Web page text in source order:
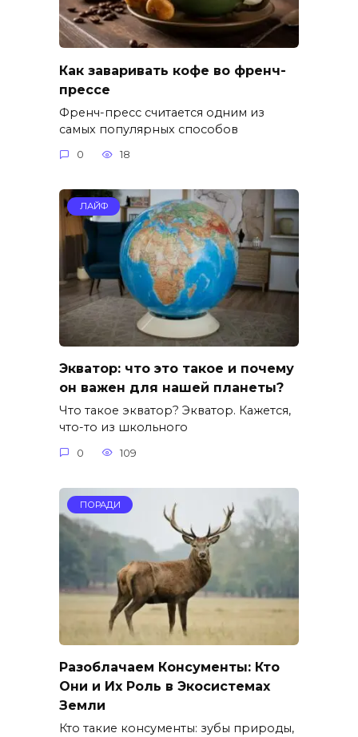
Как заваривать кофе во френч-
прессе
Френч-пресс считается одним из
самых популярных способов
0 18
ЛАЙФ
Экватор: что это такое и почему
он важен для нашей планеты?
Что такое экватор? Экватор. Кажется,
что-то из школьного
0 109
ПОРАДИ
Разоблачаем Консументы: Кто
Они и Их Роль в Экосистемах
Земли
Кто такие консументы: зубы природы,